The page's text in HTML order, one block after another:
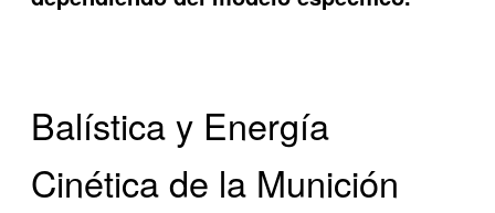
Balística y Energía
Cinética de la Munición